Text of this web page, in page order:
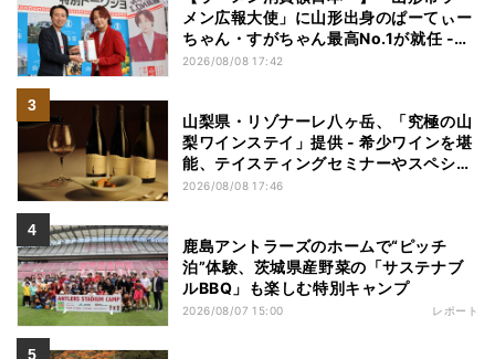
メン広報大使」に山形出身のぱーてぃー
ちゃん・すがちゃん最高No.1が就任 -
「山ラー」の魅力を発信へ
2026/08/08 17:42
山梨県・リゾナーレ八ヶ岳、「究極の山
梨ワインステイ」提供 - 希少ワインを堪
能、テイスティングセミナーやスペシャ
ルディナーも
2026/08/08 17:46
鹿島アントラーズのホームで“ピッチ
泊”体験、茨城県産野菜の「サステナブ
ルBBQ」も楽しむ特別キャンプ
2026/08/07 15:00 レポート